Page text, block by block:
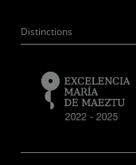
Distinctions